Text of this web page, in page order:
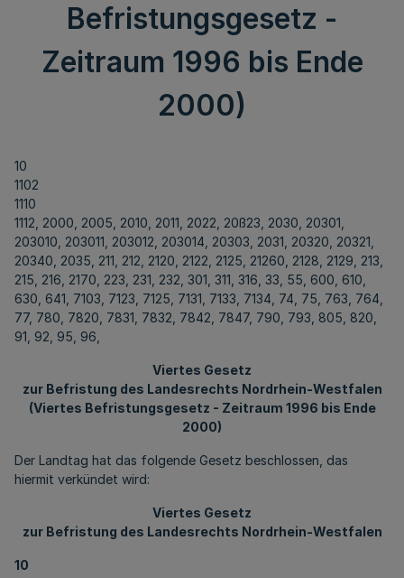
Befristungsgesetz -
Zeitraum 1996 bis Ende
2000)
10
1102
1110
1112, 2000, 2005, 2010, 2011, 2022, 20ß23, 2030, 20301,
203010, 203011, 203012, 203014, 20303, 2031, 20320, 20321,
20340, 2035, 211, 212, 2120, 2122, 2125, 21260, 2128, 2129, 213,
215, 216, 2170, 223, 231, 232, 301, 311, 316, 33, 55, 600, 610,
630, 641, 7103, 7123, 7125, 7131, 7133, 7134, 74, 75, 763, 764,
77, 780, 7820, 7831, 7832, 7842, 7847, 790, 793, 805, 820,
91, 92, 95, 96,
Viertes Gesetz
zur Befristung des Landesrechts Nordrhein-Westfalen
(Viertes Befristungsgesetz - Zeitraum 1996 bis Ende
2000)
Der Landtag hat das folgende Gesetz beschlossen, das
hiermit verkündet wird:
Viertes Gesetz
zur Befristung des Landesrechts Nordrhein-Westfalen
10